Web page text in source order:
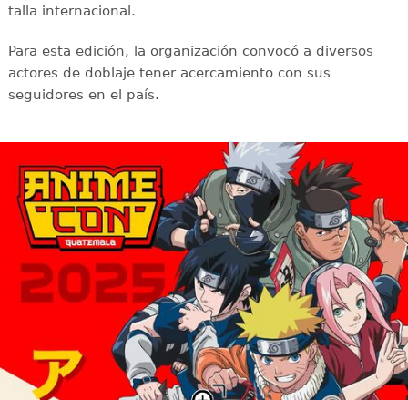
talla internacional.
Para esta edición, la organización convocó a diversos
actores de doblaje tener acercamiento con sus
seguidores en el país.